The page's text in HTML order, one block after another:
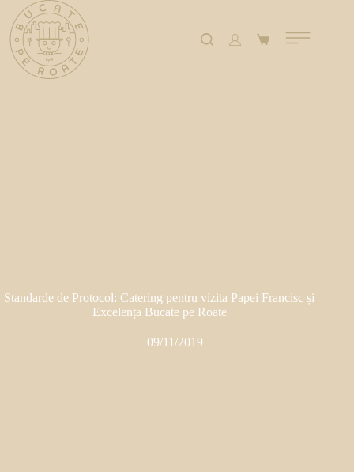
Standarde de Protocol: Catering pentru vizita Papei Francisc și
Excelența Bucate pe Roate
09/11/2019